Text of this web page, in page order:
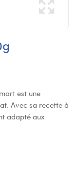
est une
Avec sa recette à
adapté aux